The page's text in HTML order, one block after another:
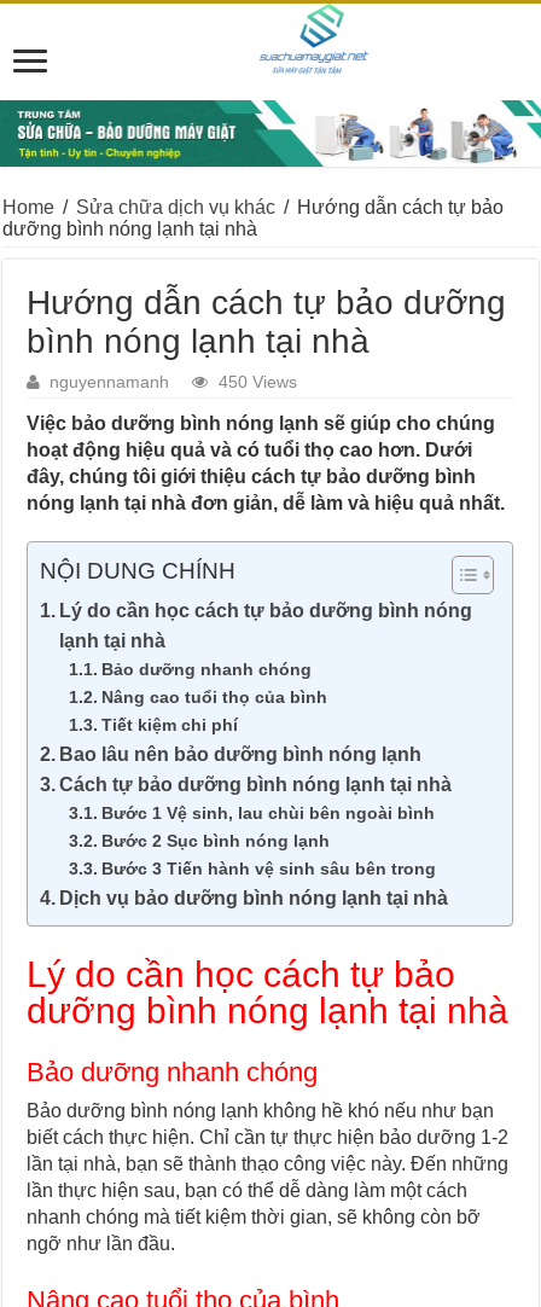
Home / Sửa chữa dịch vụ khác / Hướng dẫn cách tự bảo
dưỡng bình nóng lạnh tại nhà
Hướng dẫn cách tự bảo dưỡng
bình nóng lạnh tại nhà
nguyennamanh 450 Views
Việc bảo dưỡng bình nóng lạnh sẽ giúp cho chúng
hoạt động hiệu quả và có tuổi thọ cao hơn. Dưới
đây, chúng tôi giới thiệu cách tự bảo dưỡng bình
nóng lạnh tại nhà đơn giản, dễ làm và hiệu quả nhất.
NỘI DUNG CHÍNH
Lý do cần học cách tự bảo dưỡng bình nóng
lạnh tại nhà
Bảo dưỡng nhanh chóng
Nâng cao tuổi thọ của bình
Tiết kiệm chi phí
Bao lâu nên bảo dưỡng bình nóng lạnh
Cách tự bảo dưỡng bình nóng lạnh tại nhà
Bước 1 Vệ sinh, lau chùi bên ngoài bình
Bước 2 Sục bình nóng lạnh
Bước 3 Tiến hành vệ sinh sâu bên trong
Dịch vụ bảo dưỡng bình nóng lạnh tại nhà
Lý do cần học cách tự bảo
dưỡng bình nóng lạnh tại nhà
Bảo dưỡng nhanh chóng
Bảo dưỡng bình nóng lạnh không hề khó nếu như bạn
biết cách thực hiện. Chỉ cần tự thực hiện bảo dưỡng 1-2
lần tại nhà, bạn sẽ thành thạo công việc này. Đến những
lần thực hiện sau, bạn có thể dễ dàng làm một cách
nhanh chóng mà tiết kiệm thời gian, sẽ không còn bỡ
ngỡ như lần đầu.
Nâng cao tuổi thọ của bình